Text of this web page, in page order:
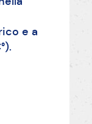
e a